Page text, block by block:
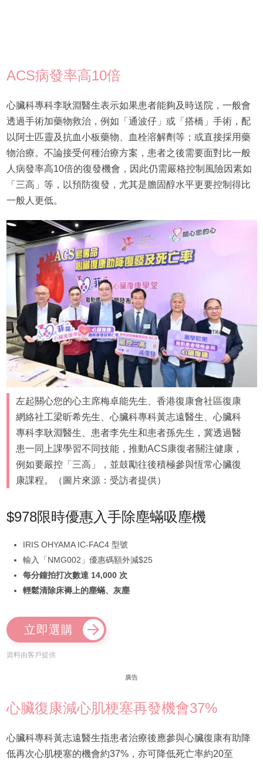
ACS病發率高10倍
心臟科專科李耿淵醫生表示如果患者能夠及時送院，一般會
透過手術加藥物救治，例如「通波仔」或「搭橋」手術，配
以阿士匹靈及抗血小板藥物、血栓溶解劑等；或直接採用藥
物治療。不論接受何種治療方案，患者之後需要面對比一般
人病發率高10倍的復發機會，因此仍需嚴格控制風險因素如
「三高」等，以預防復發，尤其是膽固醇水平更要控制得比
一般人更低。
左起關心您的心主席梅卓能先生、香港復康會社區復康
網絡社工梁昕希先生、心臟科專科黃志遠醫生、心臟科
專科李耿淵醫生、患者李先生和患者孫先生，冀透過醫
患一同上課學習不同技能，推動ACS康復者關注健康，
例如要嚴控「三高」，並鼓勵往後積極參與恆常心臟復
康課程。（圖片來源：受訪者提供）
$978限時優惠入手除塵蟎吸塵機
IRIS OHYAMA IC-FAC4 型號
輸入「NMG002」優惠碼額外減$25
每分鐘拍打次數達 14,000 次
輕鬆清除床褥上的塵蟎、灰塵
立即選購
資料由客戶提供
廣告
心臟復康減心肌梗塞再發機會37%
心臟科專科黃志遠醫生指患者治療後應參與心臟復康有助降
低再次心肌梗塞的機會約37%，亦可降低死亡率約20至